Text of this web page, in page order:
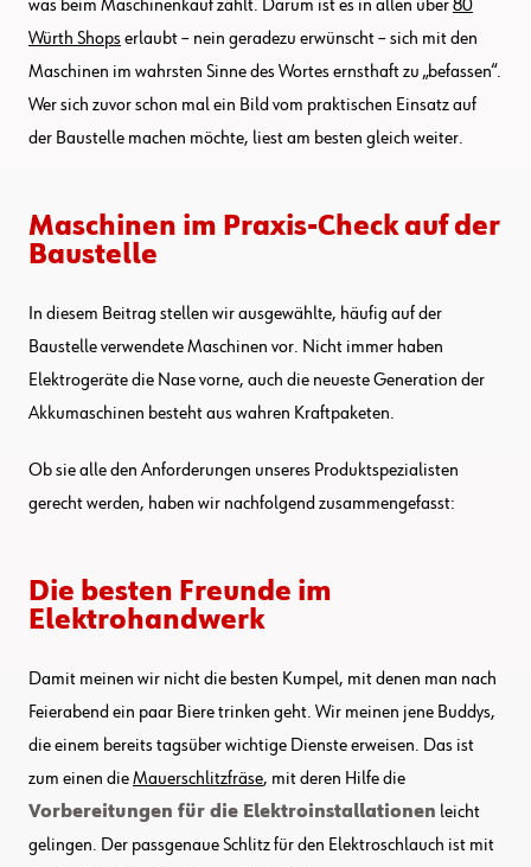
was beim Maschinenkauf zählt. Darum ist es in allen über80
Würth Shopserlaubt – nein geradezu erwünscht – sich mit den
Maschinen im wahrsten Sinne des Wortes ernsthaft zu „befassen“.
Wer sich zuvor schon mal ein Bild vom praktischen Einsatz auf
der Baustelle machen möchte, liest am besten gleich weiter.
Maschinen im Praxis-Check auf der
Baustelle
In diesem Beitrag stellen wir ausgewählte, häufig auf der
Baustelle verwendete Maschinen vor. Nicht immer haben
Elektrogeräte die Nase vorne, auch die neueste Generation der
Akkumaschinen besteht aus wahren Kraftpaketen.
Ob sie alle den Anforderungen unseres Produktspezialisten
gerecht werden, haben wir nachfolgend zusammengefasst:
Die besten Freunde im
Elektrohandwerk
Damit meinen wir nicht die besten Kumpel, mit denen man nach
Feierabend ein paar Biere trinken geht. Wir meinen jene Buddys,
die einem bereits tagsüber wichtige Dienste erweisen. Das ist
zum einen dieMauerschlitzfräse, mit deren Hilfe die
Vorbereitungen für die Elektroinstallationen leicht
gelingen. Der passgenaue Schlitz für den Elektroschlauch ist mit